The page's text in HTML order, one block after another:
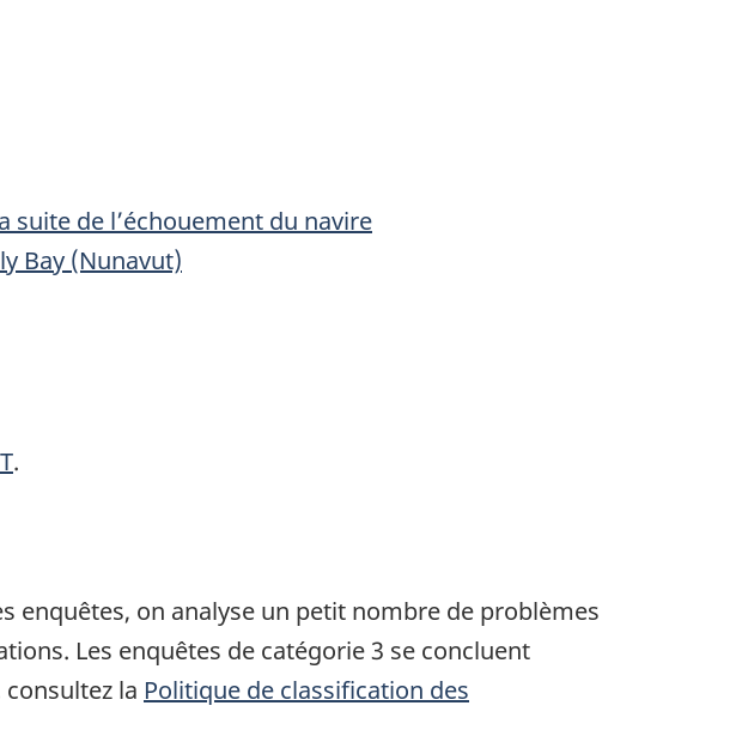
suite de l’échouement du navire
Bay (Nunavut)
.
enquêtes, on analyse un petit nombre de problèmes
Les enquêtes de catégorie 3 se concluent
la Politique de classification des